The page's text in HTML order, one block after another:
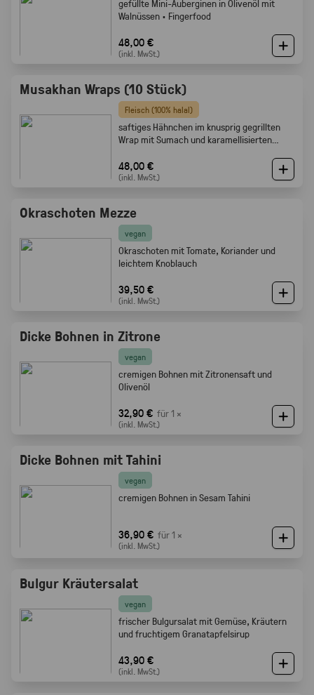
gefüllte Mini-Auberginen in Olivenöl mit
Walnüssen · Fingerfood
48,00 €
(inkl. MwSt.)
Musakhan Wraps (10 Stück)
Fleisch (100% halal)
saftiges Hähnchen im knusprig gegrillten
Wrap mit Sumach und karamellisierten
48,00 €
(inkl. MwSt.)
Okraschoten Mezze
vegan
Okraschoten mit Tomate, Koriander und
leichtem Knoblauch
39,50 €
(inkl. MwSt.)
Dicke Bohnen in Zitrone
vegan
cremigen Bohnen mit Zitronensaft und
Olivenöl
32,90 € für 1 ×
(inkl. MwSt.)
Dicke Bohnen mit Tahini
vegan
cremigen Bohnen in Sesam Tahini
36,90 € für 1 ×
(inkl. MwSt.)
Bulgur Kräutersalat
vegan
frischer Bulgursalat mit Gemüse, Kräutern
und fruchtigem Granatapfelsirup
43,90 €
(inkl. MwSt.)